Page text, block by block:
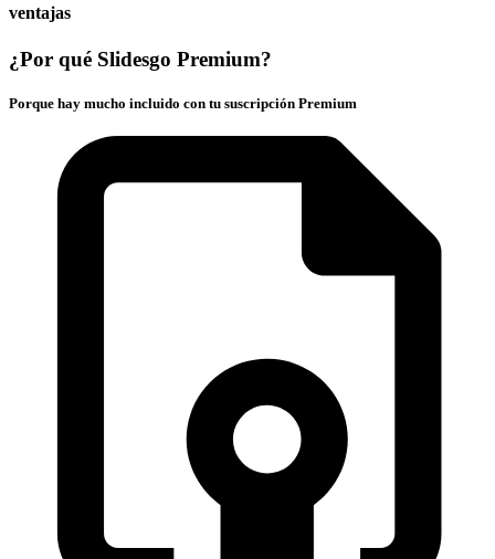
ventajas
¿Por qué Slidesgo Premium?
Porque hay mucho incluido con tu suscripción Premium